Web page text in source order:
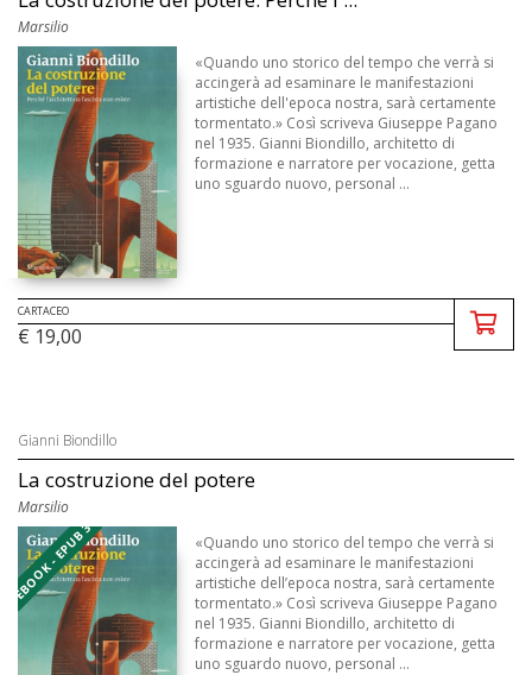
Marsilio
«Quando uno storico del tempo che verrà si
accingerà ad esaminare le manifestazioni
artistiche dell'epoca nostra, sarà certamente
tormentato.» Così scriveva Giuseppe Pagano
nel 1935. Gianni Biondillo, architetto di
formazione e narratore per vocazione, getta
uno sguardo nuovo, personal ...
CARTACEO
€ 19,00
Gianni Biondillo
La costruzione del potere
Marsilio
EBOOK - EPUB 3
«Quando uno storico del tempo che verrà si
accingerà ad esaminare le manifestazioni
artistiche dell’epoca nostra, sarà certamente
tormentato.» Così scriveva Giuseppe Pagano
nel 1935. Gianni Biondillo, architetto di
formazione e narratore per vocazione, getta
uno sguardo nuovo, personal ...